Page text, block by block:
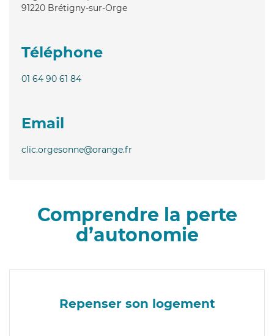
91220 Brétigny-sur-Orge
Téléphone
01 64 90 61 84
Email
clic.orgesonne@orange.fr
Comprendre la perte
d’autonomie
Repenser son logement